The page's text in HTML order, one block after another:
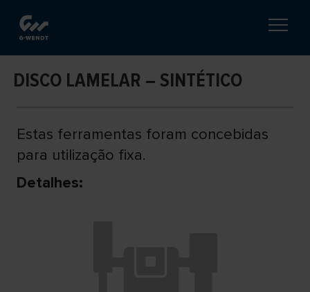
DISCO LAMELAR – SINTÉTICO
Estas ferramentas foram concebidas
para utilização fixa.
Detalhes: